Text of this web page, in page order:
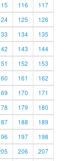
116
117
125
126
134
135
143
144
152
153
161
162
170
171
179
180
188
189
197
198
206
207